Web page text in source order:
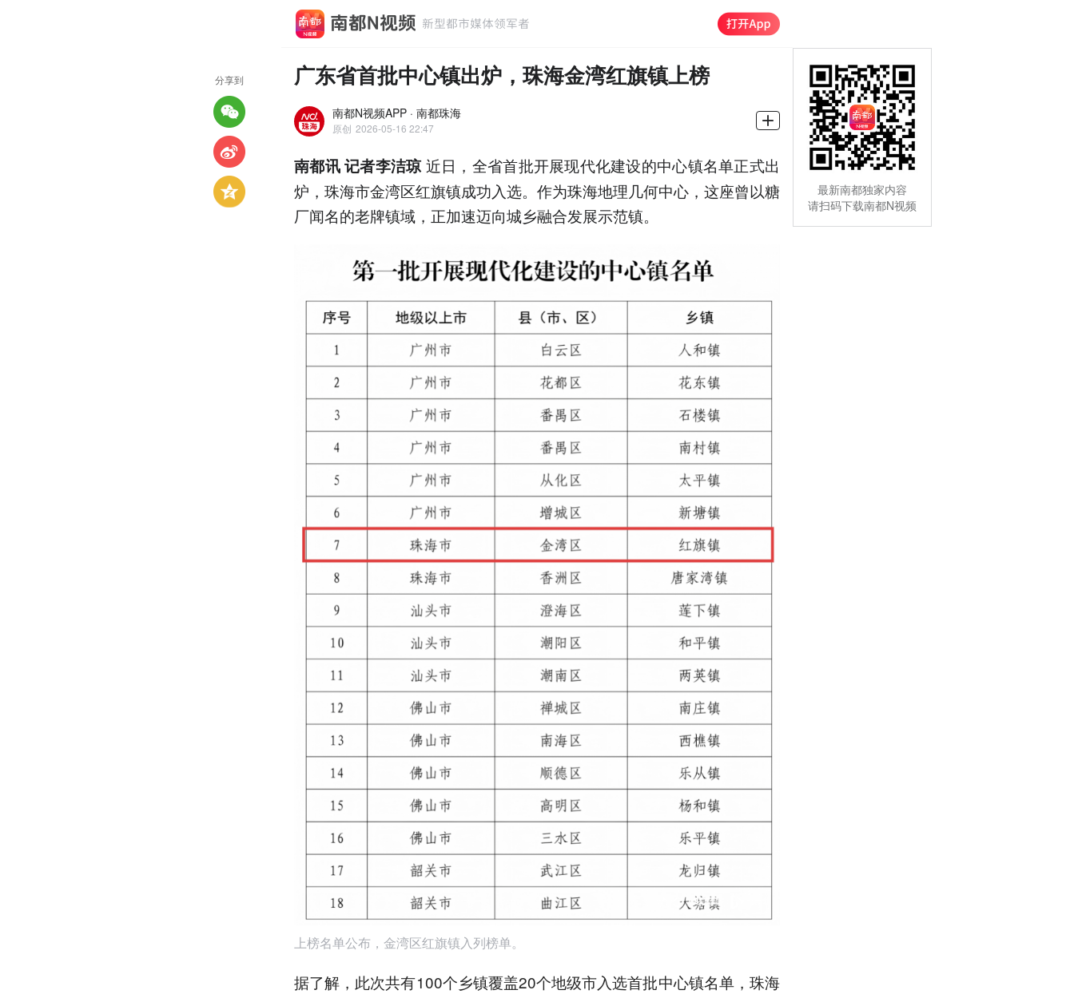
广东省首批中心镇出炉，珠海金湾红旗镇上榜
南都N视频APP · 南都珠海
原创 2026-05-16 22:47
南都讯 记者李洁琼近日，全省首批开展现代化建设的中心镇名单正式出
炉，珠海市金湾区红旗镇成功入选。作为珠海地理几何中心，这座曾以糖
厂闻名的老牌镇域，正加速迈向城乡融合发展示范镇。
上榜名单公布，金湾区红旗镇入列榜单。
据了解，此次共有100个乡镇覆盖20个地级市入选首批中心镇名单，珠海
分享到
最新南都独家内容
请扫码下载南都N视频